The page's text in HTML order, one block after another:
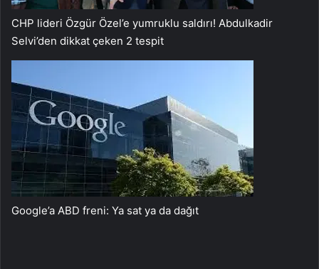
CHP lideri Özgür Özel’e yumruklu saldırı! Abdulkadir
Selvi’den dikkat çeken 2 tespit
Google’a ABD freni: Ya sat ya da dağıt